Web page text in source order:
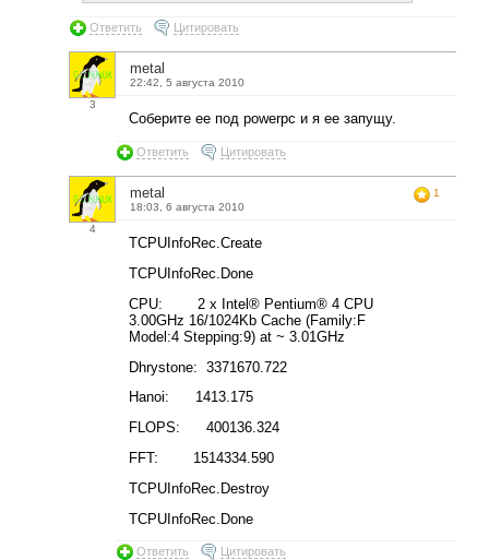
Ответить Цитировать
3
metal
22:42, 5 августа 2010
Соберите ее под powerpc и я ее запущу.
Ответить Цитировать
4
metal
18:03, 6 августа 2010
1
TCPUInfoRec.Create
TCPUInfoRec.Done
CPU: 2 x Intel® Pentium® 4 CPU
3.00GHz 16/1024Kb Cache (Family:F
Model:4 Stepping:9) at ~ 3.01GHz
Dhrystone: 3371670.722
Hanoi: 1413.175
FLOPS: 400136.324
FFT: 1514334.590
TCPUInfoRec.Destroy
TCPUInfoRec.Done
Ответить Цитировать